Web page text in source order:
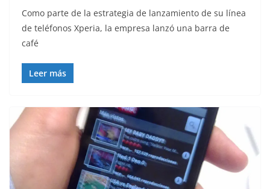
Como parte de la estrategia de lanzamiento de su línea
de teléfonos Xperia, la empresa lanzó una barra de
café
Leer más